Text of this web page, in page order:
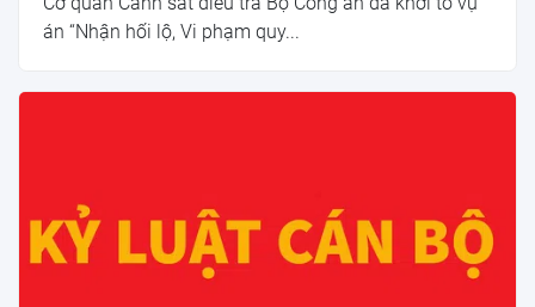
án “Nhận hối lộ, Vi phạm quy...